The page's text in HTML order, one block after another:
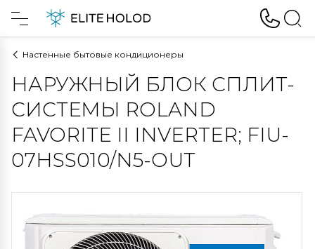
Настенные бытовые кондиционеры
НАРУЖНЫЙ БЛОК СПЛИТ-
СИСТЕМЫ ROLAND
FAVORITE II INVERTER; FIU-
07HSS010/N5-OUT